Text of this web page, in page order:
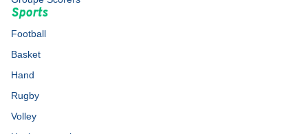
Sports
Football
Basket
Hand
Rugby
Volley